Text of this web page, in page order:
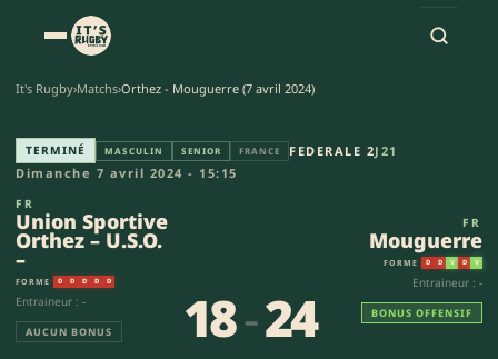
It's Rugby›Matchs›Orthez - Mouguerre (7 avril 2024)
Union Sportive Orthez –
TERMINÉ MASCULIN SENIOR FRANCE FEDERALE 2J21
Dimanche 7 avril 2024 - 15:15
FR
Union Sportive
Orthez – U.S.O.
–
FORME D D D D D
Entraineur : -
AUCUN BONUS 18-24
FR
Mouguerre
FORME D D V D V
Entraineur : -
BONUS OFFENSIF